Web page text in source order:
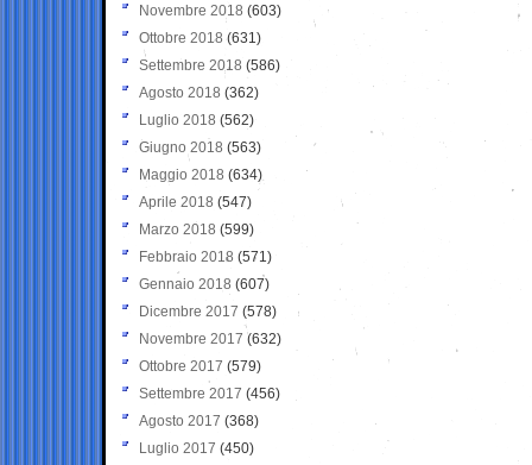
Novembre 2018 (603)
Ottobre 2018 (631)
Settembre 2018 (586)
Agosto 2018 (362)
Luglio 2018 (562)
Giugno 2018 (563)
Maggio 2018 (634)
Aprile 2018 (547)
Marzo 2018 (599)
Febbraio 2018 (571)
Gennaio 2018 (607)
Dicembre 2017 (578)
Novembre 2017 (632)
Ottobre 2017 (579)
Settembre 2017 (456)
Agosto 2017 (368)
Luglio 2017 (450)